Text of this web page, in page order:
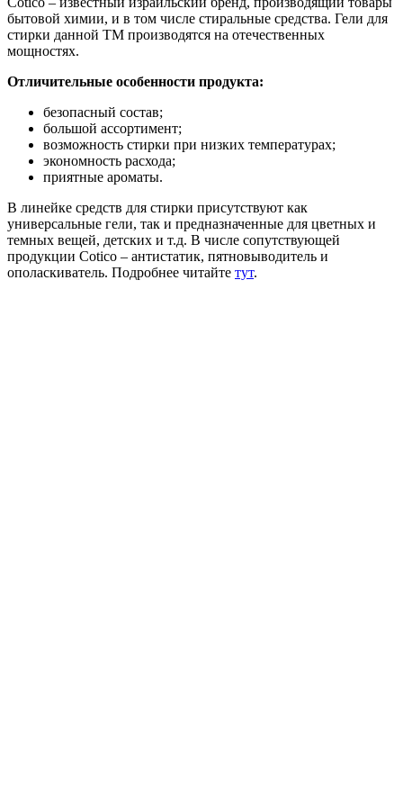
бытовой химии, и в том числе стиральные средства. Гели для
стирки данной ТМ производятся на отечественных
мощностях.
Отличительные особенности продукта:
безопасный состав;
большой ассортимент;
возможность стирки при низких температурах;
экономность расхода;
приятные ароматы.
В линейке средств для стирки присутствуют как
универсальные гели, так и предназначенные для цветных и
темных вещей, детских и т.д. В числе сопутствующей
продукции Cotico – антистатик, пятновыводитель и
ополаскиватель. Подробнее читайте тут.